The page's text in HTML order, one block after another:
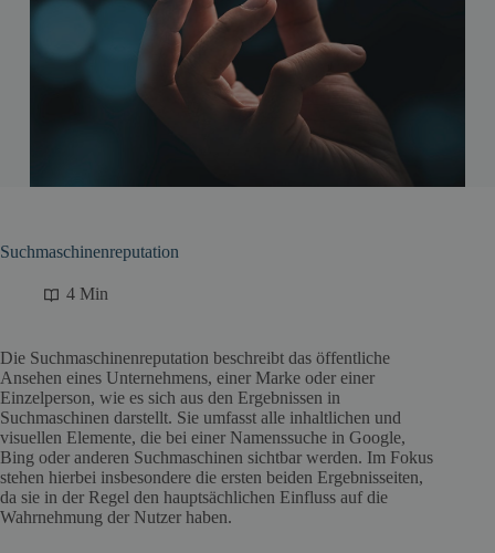
Suchmaschinenreputation
4 Min
Die Suchmaschinenreputation beschreibt das öffentliche
Ansehen eines Unternehmens, einer Marke oder einer
Einzelperson, wie es sich aus den Ergebnissen in
Suchmaschinen darstellt. Sie umfasst alle inhaltlichen und
visuellen Elemente, die bei einer Namenssuche in Google,
Bing oder anderen Suchmaschinen sichtbar werden. Im Fokus
stehen hierbei insbesondere die ersten beiden Ergebnisseiten,
da sie in der Regel den hauptsächlichen Einfluss auf die
Wahrnehmung der Nutzer haben.